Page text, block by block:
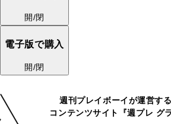
開/閉
電子版で購入
開/閉
週刊プレイボーイが運営す
コンテンツサイト『週プレ グ